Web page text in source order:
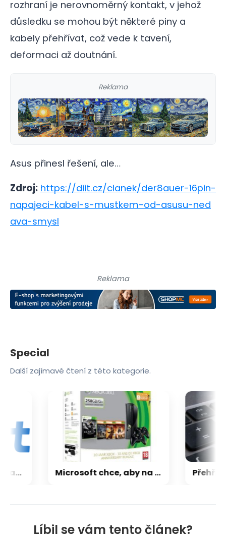
rozhraní je nerovnoměrný kontakt, v jehož
důsledku se mohou být některé piny a
kabely přehřívat, což vede k tavení,
deformaci až doutnání.
Reklama
Asus přinesl řešení, ale…
Zdroj: https://diit.cz/clanek/der8auer-16pin-
napajeci-kabel-s-mustkem-od-asusu-ned
ava-smysl
Líbil se vám tento článek?
Reklama
Special
Další zajímavé čtení z této kategorie.
CXMT odmítla požadavky Applu, nenechá si diktovat ceny Microsoft chce, aby na Xbox Helix běhaly všechny hry, které kdy vyšly pro Xbox